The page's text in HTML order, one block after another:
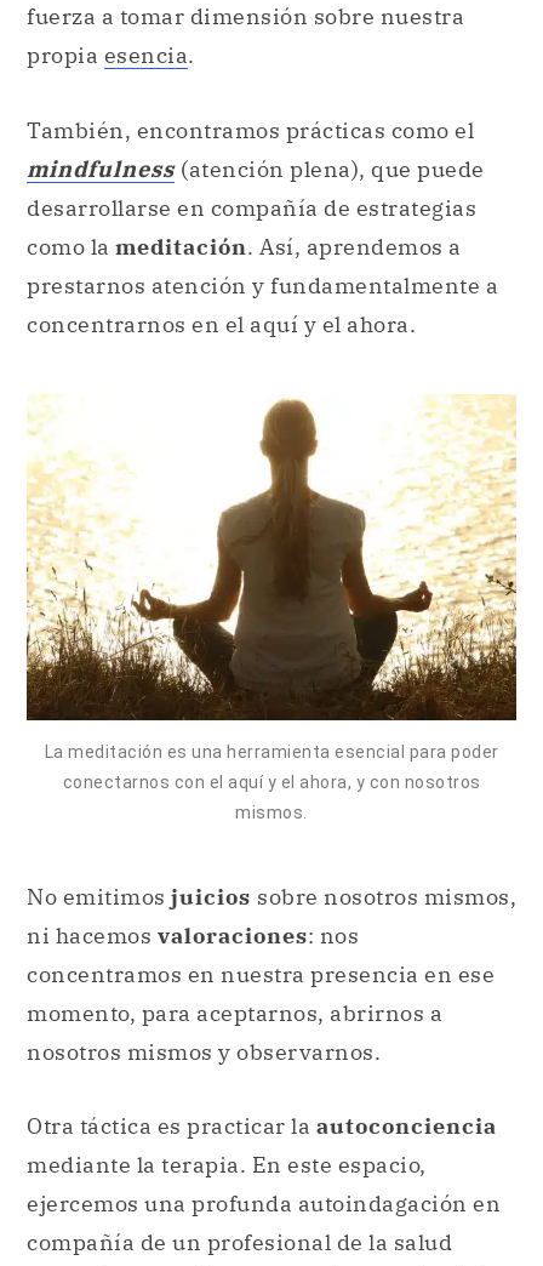
fuerza a tomar dimensión sobre nuestra
propia esencia.
También, encontramos prácticas como el
mindfulness (atención plena), que puede
desarrollarse en compañía de estrategias
como la meditación. Así, aprendemos a
prestarnos atención y fundamentalmente a
concentrarnos en el aquí y el ahora.
La meditación es una herramienta esencial para poder
conectarnos con el aquí y el ahora, y con nosotros
mismos.
No emitimos juicios sobre nosotros mismos,
ni hacemos valoraciones: nos
concentramos en nuestra presencia en ese
momento, para aceptarnos, abrirnos a
nosotros mismos y observarnos.
Otra táctica es practicar la autoconciencia
mediante la terapia. En este espacio,
ejercemos una profunda autoindagación en
compañía de un profesional de la salud